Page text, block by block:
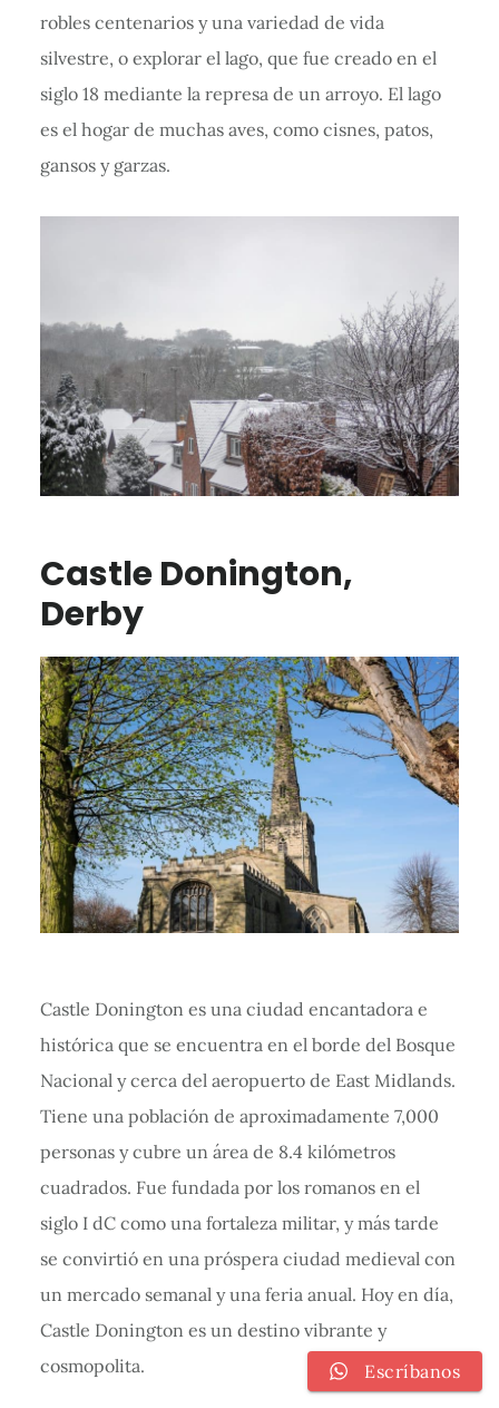
robles centenarios y una variedad de vida
silvestre, o explorar el lago, que fue creado en el
siglo 18 mediante la represa de un arroyo. El lago
es el hogar de muchas aves, como cisnes, patos,
gansos y garzas.
Castle Donington,
Derby
Castle Donington es una ciudad encantadora e
histórica que se encuentra en el borde del Bosque
Nacional y cerca del aeropuerto de East Midlands.
Tiene una población de aproximadamente 7,000
personas y cubre un área de 8.4 kilómetros
cuadrados. Fue fundada por los romanos en el
siglo I dC como una fortaleza militar, y más tarde
se convirtió en una próspera ciudad medieval con
un mercado semanal y una feria anual. Hoy en día,
Castle Donington es un destino vibrante y
cosmopolita.
Escríbanos